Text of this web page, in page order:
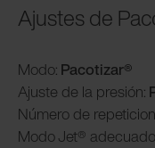
Ajustes de
Modo: Pacotizar®
Ajuste de la presión:
Número de
ModoJet®